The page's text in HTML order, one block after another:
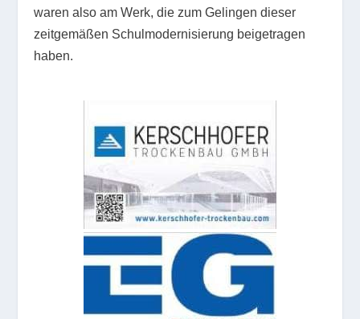
waren also am Werk, die zum Gelingen dieser
zeitgemäßen Schulmodernisierung beigetragen
haben.